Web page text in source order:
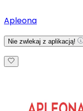
Apleona
Nie zwlekaj z aplikacją!